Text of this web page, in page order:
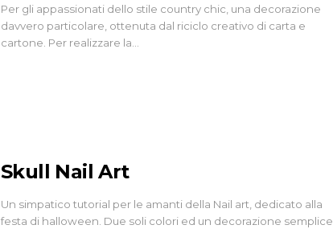
Per gli appassionati dello stile country chic, una decorazione
davvero particolare, ottenuta dal riciclo creativo di carta e
cartone. Per realizzare la…
Skull Nail Art
Un simpatico tutorial per le amanti della Nail art, dedicato alla
festa di halloween. Due soli colori ed un decorazione semplice